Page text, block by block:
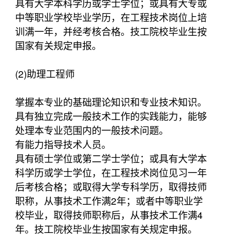
中等职业学校毕业学历，在工程技术岗位上培
训满一年，并经考核合格。技工院校毕业生按
国家有关规定申报。
(2)助理工程师
掌握本专业的基础理论知识和专业技术知识。
具有独立完成一般技术工作的实践能力，能够
处理本专业范围内的一般技术问题。
有能力指导技术人员。
具有硕士学位或第二学士学位；或具有大学本
科学历或学士学位，在工程技术岗位见习一年
后考核合格；或取得大学专科学历，取得技师
职称，从事技术工作满2年；或者中等职业学
校毕业，取得技师职称后，从事技术工作满4
年。技工院校毕业生按国家有关规定申报。